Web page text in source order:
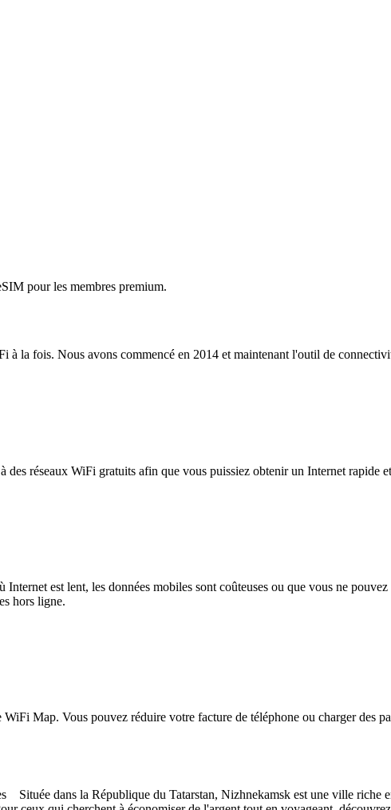
pour les membres premium.
à la fois. Nous avons commencé en 2014 et maintenant l'outil de
réseaux WiFi gratuits afin que vous puissiez obtenir un Internet rapide
est lent, les données mobiles sont coûteuses ou que vous ne
hors ligne.
Map. Vous pouvez réduire votre facture de téléphone ou charger des
dans la République du Tatarstan, Nizhnekamsk est une ville riche